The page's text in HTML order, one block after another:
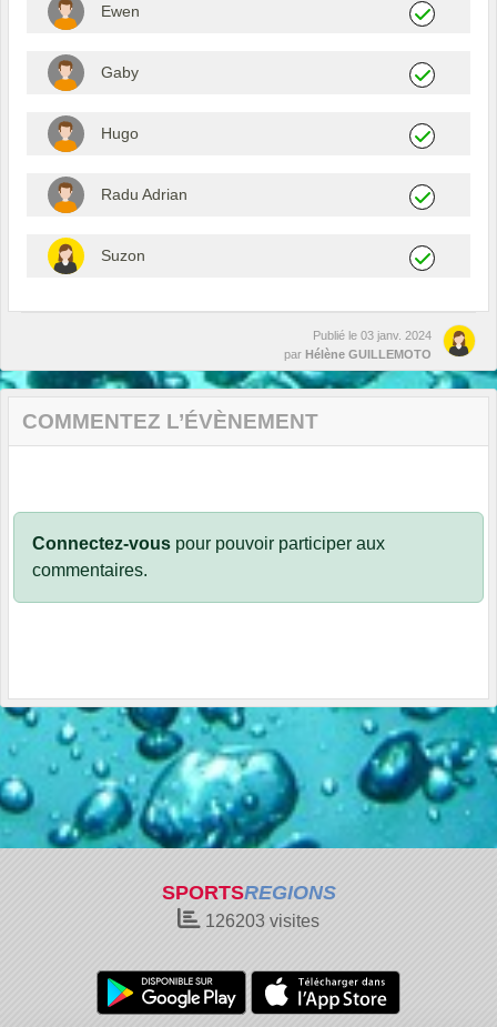
Ewen
Gaby
Hugo
Radu Adrian
Suzon
Publié le 03 janv. 2024
par Hélène GUILLEMOTO
COMMENTEZ L’ÉVÈNEMENT
Connectez-vous pour pouvoir participer aux
commentaires.
SPORTSREGIONS
126203 visites